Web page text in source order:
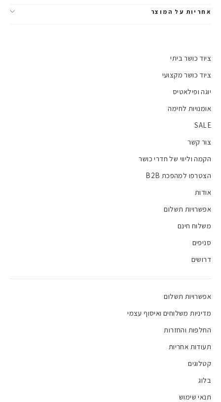
אחריות על המוצר
ציוד כושר ביתי
ציוד כושר מקצועי
יוגה ופילאטיס
אומנויות לחימה
SALE
צור קשר
הקמה וליווי של חדרי כושר
הצטרפו למהפכת B2B
אודות
אפשרויות תשלום
משלוח חינם
סניפים
דרושים
אפשרויות תשלום
מדיניות משלוחים ואיסוף עצמי
החלפות והחזרות
תעודות אחריות
קטלוגים
בלוג
תנאי שימוש